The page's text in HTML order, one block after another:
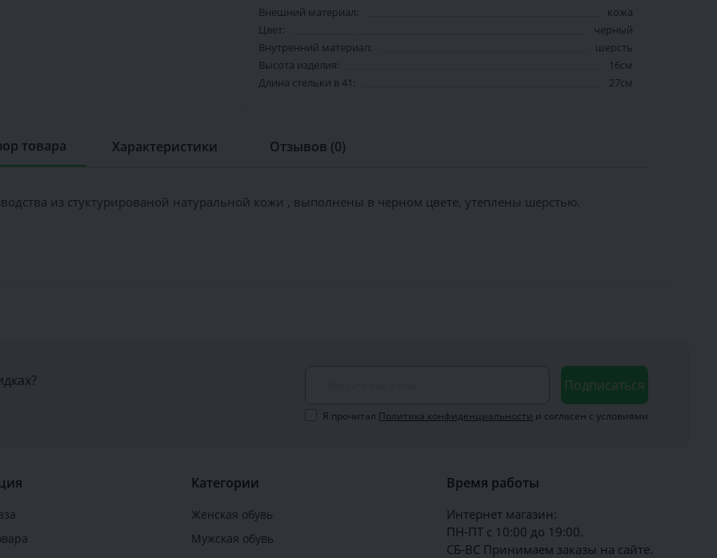
Внешний материал:
кожа
Цвет:
черный
Внутренний материал:
шерсть
Высота изделия:
16см
Длина стельки в 41:
27см
товара Характеристики Отзывов (0)
из стуктурированой натуральной кожи , выполнены в черном цвете, утеплены шерстью.
Подписаться
Я прочитал Политика конфиденциальности и согласен с условиями
Категории
Женская обувь
Мужская обувь
Время работы
Интернет магазин:
ПН-ПТ с 10:00 до 19:00.
СБ-ВС Принимаем заказы на сайте.